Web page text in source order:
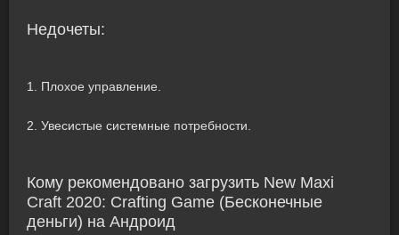
Недочеты:
1. Плохое управление.
2. Увесистые системные потребности.
Кому рекомендовано загрузить New Maxi
Craft 2020: Crafting Game (Бесконечные
деньги) на Андроид